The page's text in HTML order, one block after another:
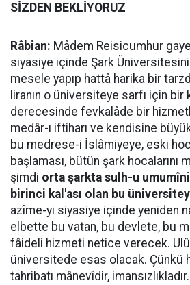
SİZDEN BEKLİYORUZ
Râbian: Mâdem Reisicumhur
siyasiye içinde Şark
mesele yapıp hattâ harika bir
liranın o üniversiteye sarfı için bir
derecesinde fevkalâde bir
medâr-ı iftiharı ve kendisine
bu medrese-i İslâmiyeye, eski
başlaması, bütün şark hocalarını
şimdi orta şarkta sulh-u
birinci kal'ası olan bu
azîme-yi siyasiye içinde yeniden
elbette bu vatan, bu devlete, bu
fâideli hizmeti netice verecek.
üniversitede esas olacak. Çünkü
tahribatı mânevîdir,